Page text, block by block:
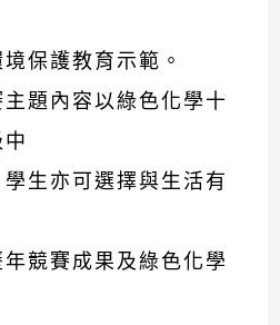
保護教育示範。
題內容以綠色化學十
生亦可選擇與生活有
競賽成果及綠色化學